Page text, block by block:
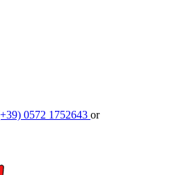
0572 1752643 or